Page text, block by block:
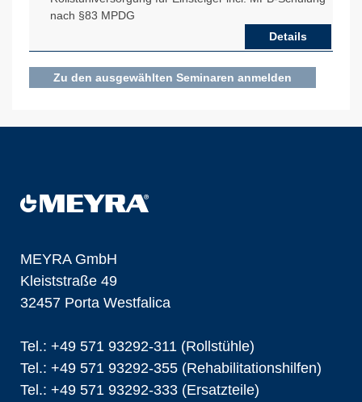
nach §83 MPDG
Details
Zu den ausgewählten Seminaren anmelden
MEYRA GmbH
Kleiststraße 49
32457 Porta Westfalica
Tel.: +49 571 93292-311 (Rollstühle)
Tel.: +49 571 93292-355 (Rehabilitationshilfen)
Tel.: +49 571 93292-333 (Ersatzteile)